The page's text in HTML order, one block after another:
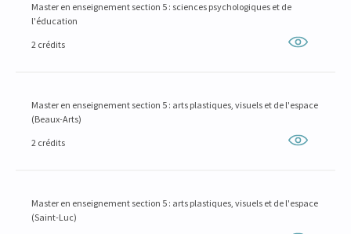
Master en enseignement section 5 : sciences psychologiques et de
l'éducation
2 crédits
Master en enseignement section 5 : arts plastiques, visuels et de l'espace
(Beaux-Arts)
2 crédits
Master en enseignement section 5 : arts plastiques, visuels et de l'espace
(Saint-Luc)